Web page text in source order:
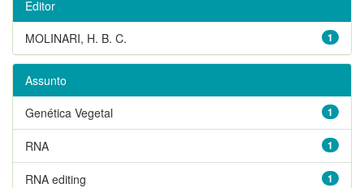
Editor
1
MOLINARI, H. B. C.
Assunto
1
Genética Vegetal
1
RNA
1
RNA editing